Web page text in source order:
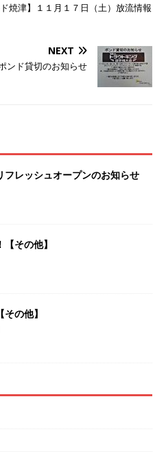
ド焼津】１１月１７日（土）放流情報
NEXT
ンド貸切のお知らせ
フレッシュオープンのお知らせ
その他】
の他】